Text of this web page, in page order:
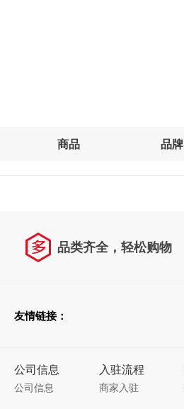
商品 品牌
品类齐全，轻松购物
友情链接：
公司信息
公司信息
入驻流程
商家入驻